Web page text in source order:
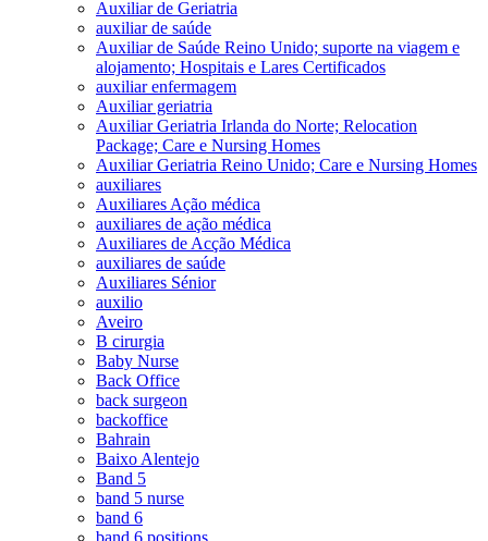
Auxiliar de Geriatria
auxiliar de saúde
Auxiliar de Saúde Reino Unido; suporte na viagem e
alojamento; Hospitais e Lares Certificados
auxiliar enfermagem
Auxiliar geriatria
Auxiliar Geriatria Irlanda do Norte; Relocation
Package; Care e Nursing Homes
Auxiliar Geriatria Reino Unido; Care e Nursing Homes
auxiliares
Auxiliares Ação médica
auxiliares de ação médica
Auxiliares de Acção Médica
auxiliares de saúde
Auxiliares Sénior
auxilio
Aveiro
B cirurgia
Baby Nurse
Back Office
back surgeon
backoffice
Bahrain
Baixo Alentejo
Band 5
band 5 nurse
band 6
band 6 positions